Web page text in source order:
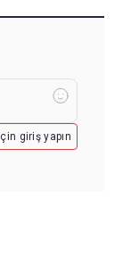
giriş yapın